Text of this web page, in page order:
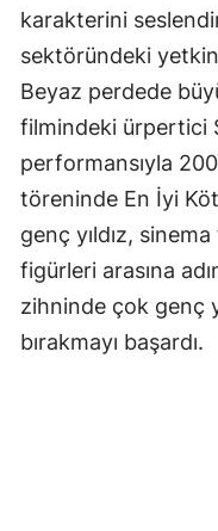
karakterini
sektöründeki
Beyaz perdede
filmindeki ürpertici
performansıyla
töreninde En İyi
genç yıldız,
figürleri arasına
zihninde çok genç
bırakmayı başardı.